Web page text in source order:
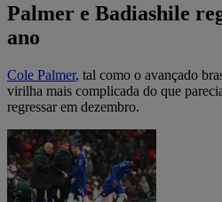
Palmer e Badiashile
ano
Cole Palmer, tal como o avançado
virilha mais complicada do que
regressar em dezembro.